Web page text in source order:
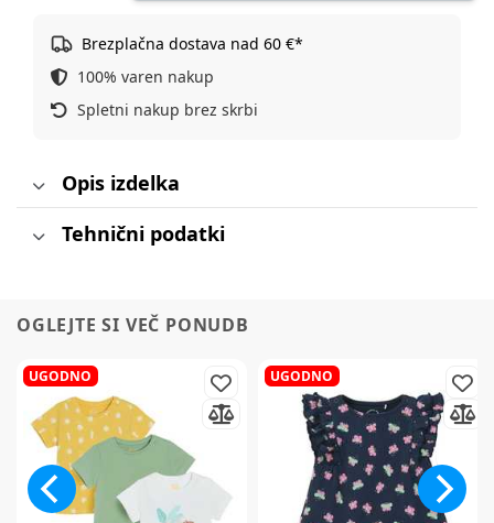
Brezplačna dostava nad 60 €*
100% varen nakup
Spletni nakup brez skrbi
Opis izdelka
Tehnični podatki
OGLEJTE SI VEČ PONUDB
UGODNO UGODNO